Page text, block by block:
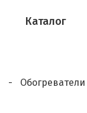
Каталог
Обогреватели